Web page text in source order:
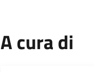
A cura di